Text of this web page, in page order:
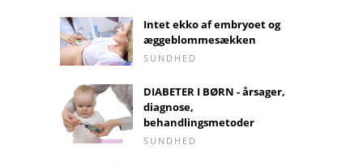
Intet ekko af embryoet og
æggeblommesækken
SUNDHED
DIABETER I BØRN - årsager,
diagnose,
behandlingsmetoder
SUNDHED